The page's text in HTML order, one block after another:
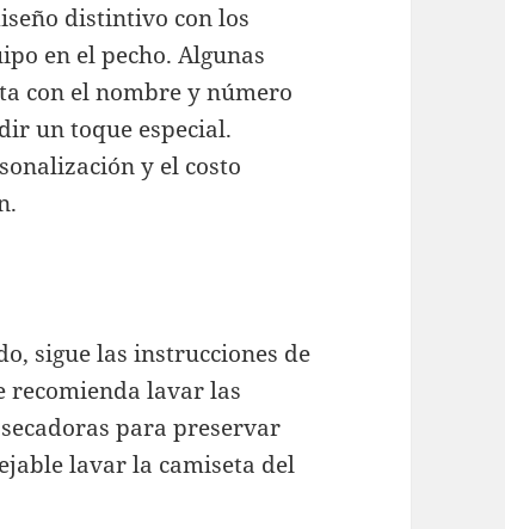
distintivo con los
en el pecho. Algunas
con el nombre y número
un toque especial.
y el costo
sigue las instrucciones de
recomienda lavar las
para preservar
lavar la camiseta del